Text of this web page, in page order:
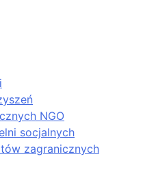
NGO
socjalnych
zagranicznych